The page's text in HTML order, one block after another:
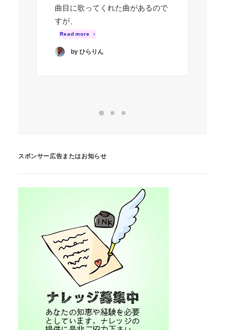
曲目に歌ってくれた曲があるので
すが、
Read more
by ひらりん
スポンサー広告またはお知らせ